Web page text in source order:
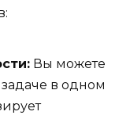
Вы можете
в одном